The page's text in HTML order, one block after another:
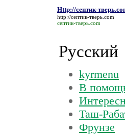
Http://септик-
http://септик-тверь.com
септик-тверь.com
Русский
kyrmenu
В
Таш-
Фрунзе